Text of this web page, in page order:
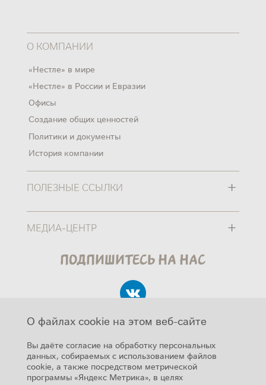
О КОМПАНИИ
«Нестле» в мире
«Нестле» в России и Евразии
Офисы
Создание общих ценностей
Политики и документы
История компании
ПОЛЕЗНЫЕ ССЫЛКИ +
МЕДИА-ЦЕНТР +
Подпишитесь на нас
Авторские права
О файлах cookie на этом веб-сайте
Вы даёте согласие на обработку персональных
данных, собираемых с использованием файлов
cookie, а также посредством метрической
программы «Яндекс Метрика», в целях